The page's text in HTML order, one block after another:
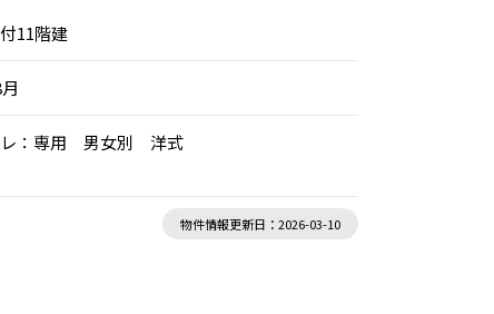
11階建
レ：専用 男女別 洋式
物件情報更新日：2026-03-10